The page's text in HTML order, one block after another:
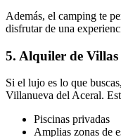
Además, el camping te
disfrutar de una
5. Alquiler de Villas
Si el lujo es lo que
Villanueva del Aceral.
Piscinas privadas
Amplias zonas de